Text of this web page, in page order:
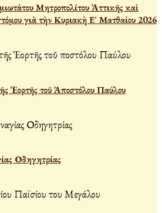
Μητροπολίτου Ἀττικῆς καὶ
γιὰ τὴν Κυριακὴ Ε´ Ματθαίου 2026
Ἑορτῆς τοῦ Ἀποστόλου Παύλου
Οδηγητρίας